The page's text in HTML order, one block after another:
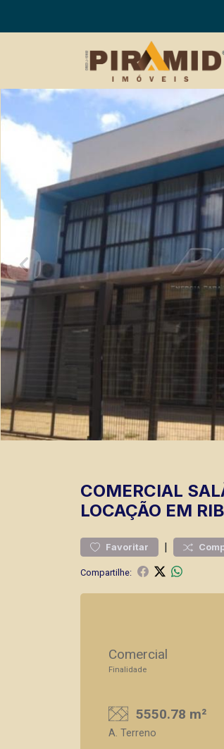
COMERCIAL
LOCAÇÃO EM
Favoritar |
Compartilhe:
Comercial
Finalidade
5550.78 m²
A. Terreno